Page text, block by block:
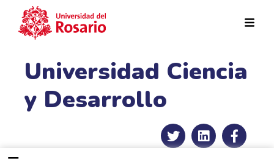
Universidad Ciencia
y Desarrollo